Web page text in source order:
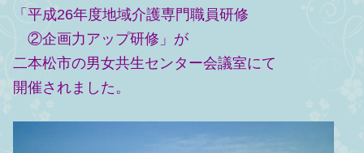
「平成26年度地域介護専門職員研修
②企画力アップ研修」が
二本松市の男女共生センター会議室にて
開催されました。